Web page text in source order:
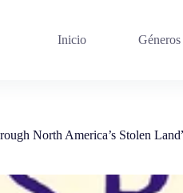
Inicio Géneros
North America’s Stolen